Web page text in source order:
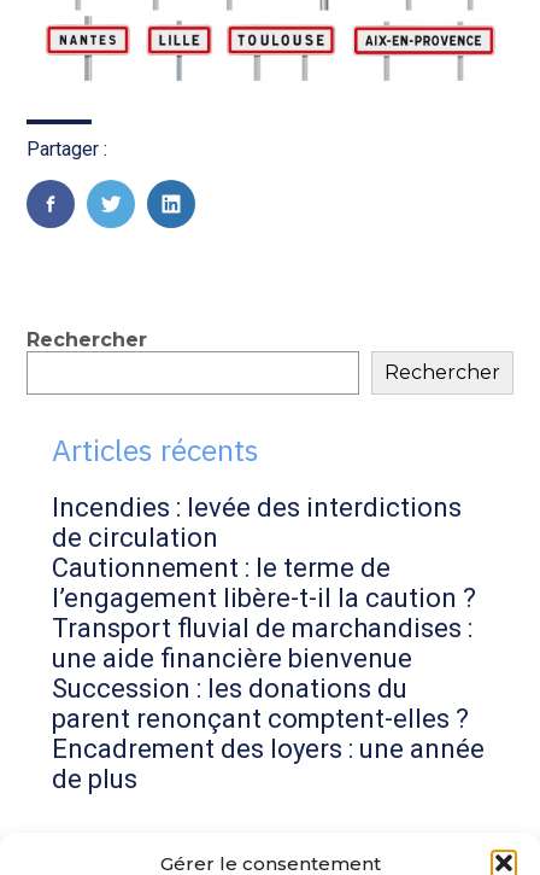
Gérer le consentement
Partager :
FaceBook
TwitterLinkedIn
Blog
sidebar
Rechercher
Rechercher
Articles récents
Incendies : levée des interdictions
de circulation
Cautionnement : le terme de
l’engagement libère-t-il la caution ?
Transport fluvial de marchandises :
une aide financière bienvenue
Succession : les donations du
parent renonçant comptent-elles ?
Encadrement des loyers : une année
de plus
Commentaires récents